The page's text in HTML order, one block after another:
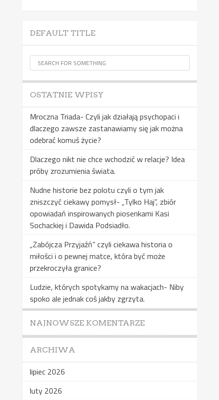
DEFAULT TITLE
OSTATNIE WPISY
Mroczna Triada- Czyli jak działają psychopaci i
dlaczego zawsze zastanawiamy się jak można
odebrać komuś życie?
Dlaczego nikt nie chce wchodzić w relacje? Idea
próby zrozumienia świata.
Nudne historie bez polotu czyli o tym jak
zniszczyć ciekawy pomysł- „Tylko Haj”, zbiór
opowiadań inspirowanych piosenkami Kasi
Sochackiej i Dawida Podsiadło.
„Zabójcza Przyjaźń” czyli ciekawa historia o
miłości i o pewnej matce, która być może
przekroczyła granice?
Ludzie, których spotykamy na wakacjach- Niby
spoko ale jednak coś jakby zgrzyta.
NAJNOWSZE KOMENTARZE
ARCHIWA
lipiec 2026
luty 2026